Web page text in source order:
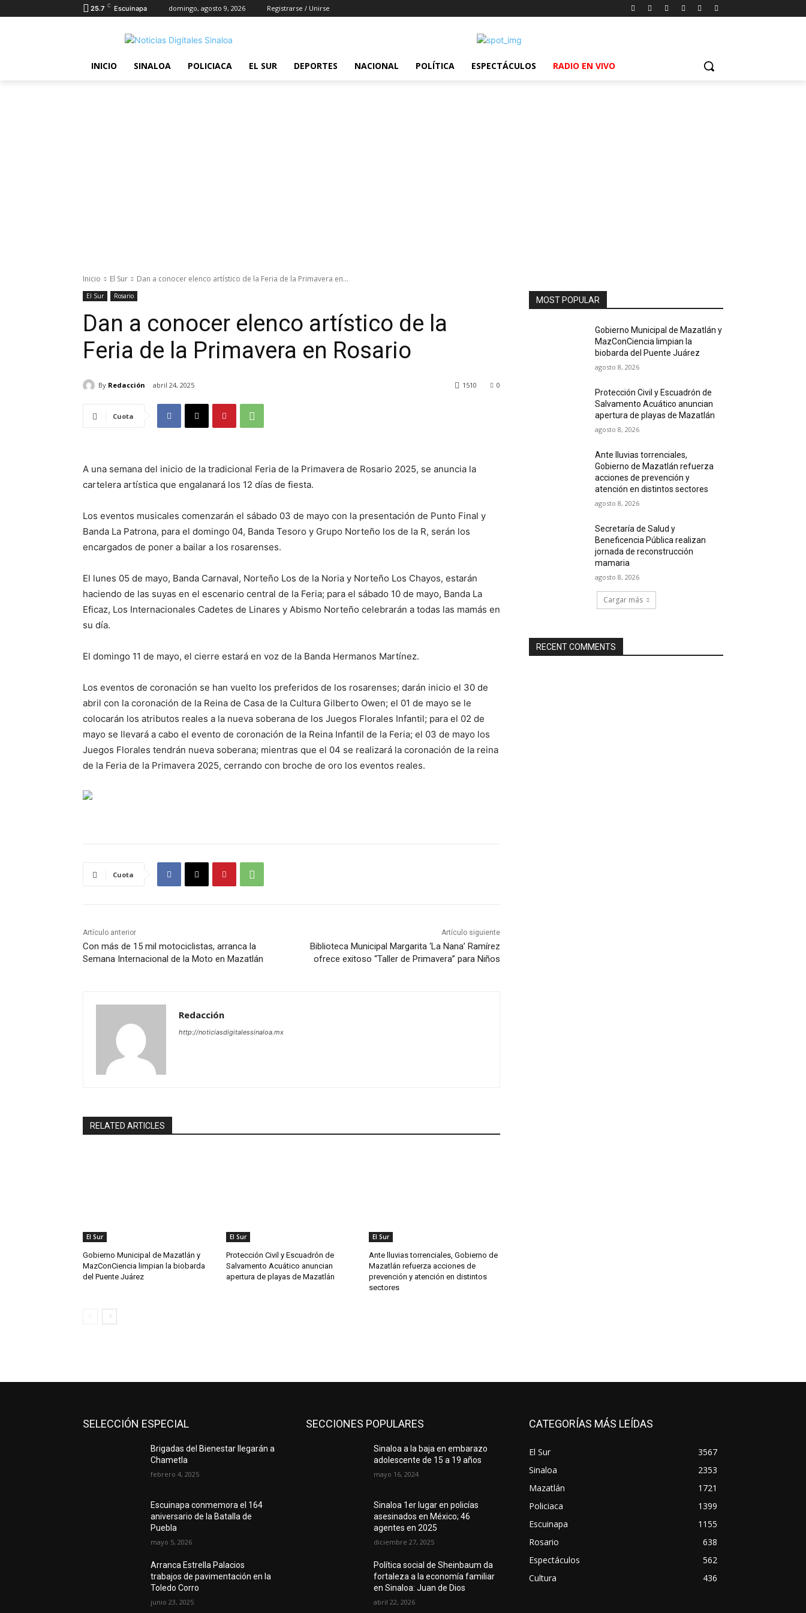
25.7 C Escuinapa domingo, agosto 9, 2026 Registrarse / Unirse
INICIO SINALOA POLICIACA EL SUR DEPORTES NACIONAL POLÍTICA ESPECTÁCULOS RADIO EN VIVO
Inicio El Sur Dan a conocer elenco artístico de la Feria de la Primavera en...
El Sur Rosario
Dan a conocer elenco artístico de la
Feria de la Primavera en Rosario
By Redacción abril 24, 2025 0
1510
Cuota
A una semana del inicio de la tradicional Feria de la Primavera de Rosario 2025, se anuncia la
cartelera artística que engalanará los 12 días de fiesta.
Los eventos musicales comenzarán el sábado 03 de mayo con la presentación de Punto Final y
Banda La Patrona, para el domingo 04, Banda Tesoro y Grupo Norteño los de la R, serán los
encargados de poner a bailar a los rosarenses.
El lunes 05 de mayo, Banda Carnaval, Norteño Los de la Noria y Norteño Los Chayos, estarán
haciendo de las suyas en el escenario central de la Feria; para el sábado 10 de mayo, Banda La
Eficaz, Los Internacionales Cadetes de Linares y Abismo Norteño celebrarán a todas las mamás en
su día.
El domingo 11 de mayo, el cierre estará en voz de la Banda Hermanos Martínez.
Los eventos de coronación se han vuelto los preferidos de los rosarenses; darán inicio el 30 de
abril con la coronación de la Reina de Casa de la Cultura Gilberto Owen; el 01 de mayo se le
colocarán los atributos reales a la nueva soberana de los Juegos Florales Infantil; para el 02 de
mayo se llevará a cabo el evento de coronación de la Reina Infantil de la Feria; el 03 de mayo los
Juegos Florales tendrán nueva soberana; mientras que el 04 se realizará la coronación de la reina
de la Feria de la Primavera 2025, cerrando con broche de oro los eventos reales.
Cuota
Artículo anterior
Con más de 15 mil motociclistas, arranca la
Semana Internacional de la Moto en Mazatlán
Artículo siguiente
Biblioteca Municipal Margarita ‘La Nana’ Ramírez
ofrece exitoso “Taller de Primavera” para Niños
Redacción
http://noticiasdigitalessinaloa.mx
RELATED ARTICLES
El Sur
Gobierno Municipal de Mazatlán y
MazConCiencia limpian la biobarda
del Puente Juárez
El Sur
Protección Civil y Escuadrón de
Salvamento Acuático anuncian
apertura de playas de Mazatlán
El Sur
Ante lluvias torrenciales, Gobierno de
Mazatlán refuerza acciones de
prevención y atención en distintos
sectores
MOST POPULAR
Gobierno Municipal de Mazatlán y
MazConCiencia limpian la
biobarda del Puente Juárez
agosto 8, 2026
Protección Civil y Escuadrón de
Salvamento Acuático anuncian
apertura de playas de Mazatlán
agosto 8, 2026
Ante lluvias torrenciales,
Gobierno de Mazatlán refuerza
acciones de prevención y
atención en distintos sectores
agosto 8, 2026
Secretaría de Salud y
Beneficencia Pública realizan
jornada de reconstrucción
mamaria
agosto 8, 2026
Cargar más
RECENT COMMENTS
SELECCIÓN ESPECIAL
Brigadas del Bienestar llegarán a
Chametla
febrero 4, 2025
Escuinapa conmemora el 164
aniversario de la Batalla de
Puebla
mayo 5, 2026
Arranca Estrella Palacios
trabajos de pavimentación en la
Toledo Corro
junio 23, 2025
SECCIONES POPULARES
Sinaloa a la baja en embarazo
adolescente de 15 a 19 años
mayo 16, 2024
Sinaloa 1er lugar en policías
asesinados en México; 46
agentes en 2025
diciembre 27, 2025
Política social de Sheinbaum da
fortaleza a la economía familiar
en Sinaloa: Juan de Dios
abril 22, 2026
CATEGORÍAS MÁS LEÍDAS
El Sur
3567
Sinaloa
2353
Mazatlán
1721
Policiaca
1399
Escuinapa
1155
Rosario
638
Espectáculos
562
Cultura
436